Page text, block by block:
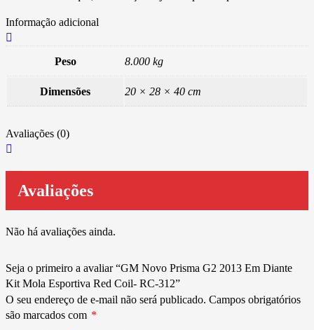
Informação adicional
Peso 8.000 kg
Dimensões 20 × 28 × 40 cm
Avaliações (0)
Avaliações
Não há avaliações ainda.
Seja o primeiro a avaliar “GM Novo Prisma G2 2013 Em Diante
Kit Mola Esportiva Red Coil- RC-312”
O seu endereço de e-mail não será publicado. Campos obrigatórios
são marcados com *